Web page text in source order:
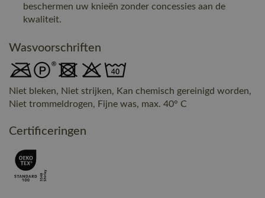
beschermen uw knieën zonder concessies aan de
kwaliteit.
Wasvoorschriften
Niet bleken, Niet strijken, Kan chemisch gereinigd worden,
Niet trommeldrogen, Fijne was, max. 40° C
Certificeringen